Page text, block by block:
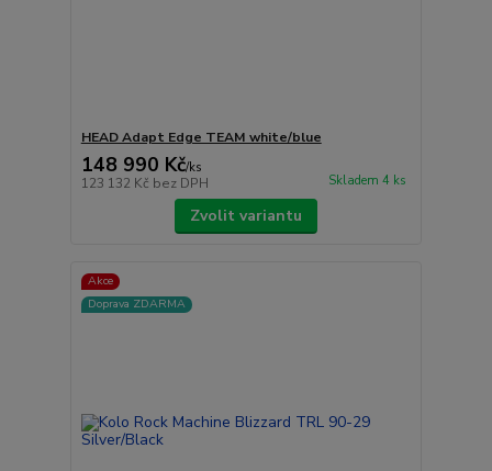
HEAD Adapt Edge TEAM white/blue
148 990 Kč/ks
123 132 Kč bez DPH Skladem 4 ks
Zvolit variantu
Akce
Doprava ZDARMA